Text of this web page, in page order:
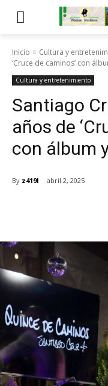
Inicio Cultura y
‘Cruce de caminos’ con
Cultura y entretenimiento
Santiago
años de
con álbum
By z419l abril 2, 2025